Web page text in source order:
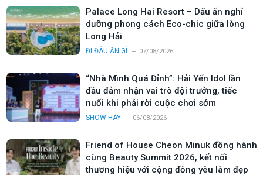
Palace Long Hai Resort – Dấu ấn nghỉ
dưỡng phong cách Eco-chic giữa lòng
Long Hải
ĐI ĐÂU ĂN GÌ 07/08/2026
“Nhà Mình Quá Đỉnh”: Hải Yến Idol lần
đầu đảm nhận vai trò đội trưởng, tiếc
nuối khi phải rời cuộc chơi sớm
SHOW HAY 06/08/2026
Friend of House Cheon Minuk đồng hành
cùng Beauty Summit 2026, kết nối
thương hiệu với cộng đồng yêu làm đẹp